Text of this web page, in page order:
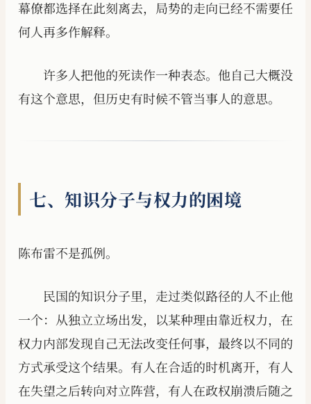
幕僚都选择在此刻离去，局势的走向已经不需要任
何人再多作解释。
许多人把他的死读作一种表态。他自己大概没
有这个意思，但历史有时候不管当事人的意思。
七、知识分子与权力的困境
陈布雷不是孤例。
民国的知识分子里，走过类似路径的人不止他
一个：从独立立场出发，以某种理由靠近权力，在
权力内部发现自己无法改变任何事，最终以不同的
方式承受这个结果。有人在合适的时机离开，有人
在失望之后转向对立阵营，有人在政权崩溃后随之